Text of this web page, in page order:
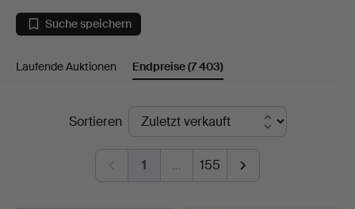
Auktionshuset
Thelin
Johansson
Suche speichern
Laufende Auktionen Endpreise(7 403)
EndpreiseSortieren
1 … 155